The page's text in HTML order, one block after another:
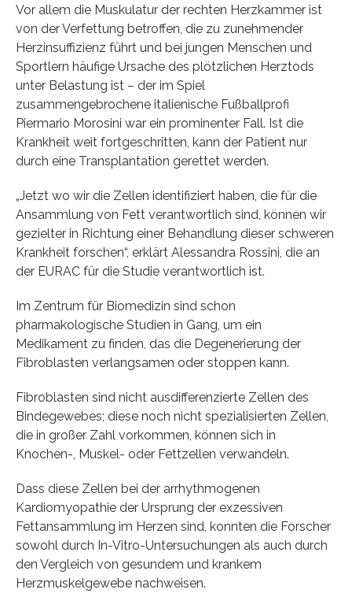
Vor allem die Muskulatur der rechten Herzkammer ist
von der Verfettung betroffen, die zu zunehmender
Herzinsuffizienz führt und bei jungen Menschen und
Sportlern häufige Ursache des plötzlichen Herztods
unter Belastung ist – der im Spiel
zusammengebrochene italienische Fußballprofi
Piermario Morosini war ein prominenter Fall. Ist die
Krankheit weit fortgeschritten, kann der Patient nur
durch eine Transplantation gerettet werden.
„Jetzt wo wir die Zellen identifiziert haben, die für die
Ansammlung von Fett verantwortlich sind, können wir
gezielter in Richtung einer Behandlung dieser schweren
Krankheit forschen“, erklärt Alessandra Rossini, die an
der EURAC für die Studie verantwortlich ist.
Im Zentrum für Biomedizin sind schon
pharmakologische Studien in Gang, um ein
Medikament zu finden, das die Degenerierung der
Fibroblasten verlangsamen oder stoppen kann.
Fibroblasten sind nicht ausdifferenzierte Zellen des
Bindegewebes; diese noch nicht spezialisierten Zellen,
die in großer Zahl vorkommen, können sich in
Knochen-, Muskel- oder Fettzellen verwandeln.
Dass diese Zellen bei der arrhythmogenen
Kardiomyopathie der Ursprung der exzessiven
Fettansammlung im Herzen sind, konnten die Forscher
sowohl durch In-Vitro-Untersuchungen als auch durch
den Vergleich von gesundem und krankem
Herzmuskelgewebe nachweisen.